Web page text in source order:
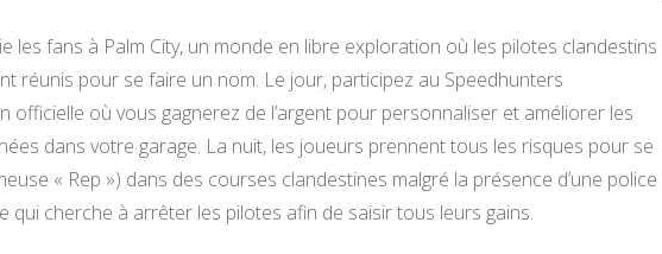
les fans à Palm City, un monde en libre exploration où les pilotes clandestins
réunis pour se faire un nom. Le jour, participez au Speedhunters
officielle où vous gagnerez de l’argent pour personnaliser et améliorer les
dans votre garage. La nuit, les joueurs prennent tous les risques pour se
« Rep ») dans des courses clandestines malgré la présence d’une police
qui cherche à arrêter les pilotes afin de saisir tous leurs gains.